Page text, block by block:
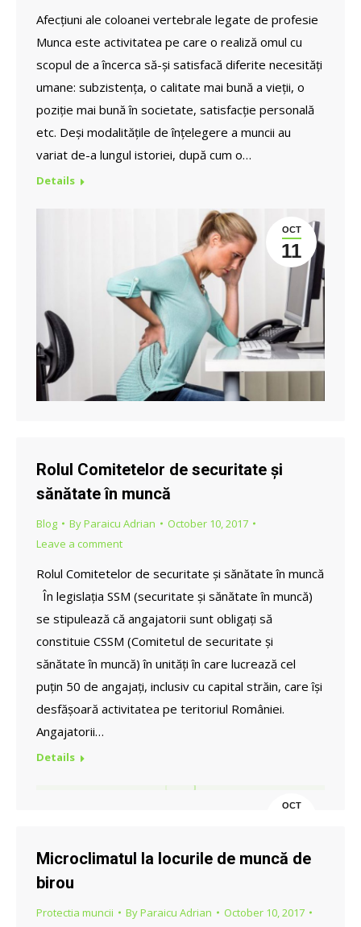
Afecțiuni ale coloanei vertebrale legate de profesie
Munca este activitatea pe care o realiză omul cu
scopul de a încerca să-și satisfacă diferite necesități
umane: subzistența, o calitate mai bună a vieții, o
poziție mai bună în societate, satisfacție personală
etc. Deși modalitățile de înțelegere a muncii au
variat de-a lungul istoriei, după cum o…
Details
OCT
11
Rolul Comitetelor de securitate și
sănătate în muncă
Blog ByParaicu Adrian
October 10, 2017
Leave a comment
Rolul Comitetelor de securitate și sănătate în muncă
În legislația SSM (securitate și sănătate în muncă)
se stipulează că angajatorii sunt obligați să
constituie CSSM (Comitetul de securitate și
sănătate în muncă) în unități în care lucrează cel
puțin 50 de angajați, inclusiv cu capital străin, care își
desfășoară activitatea pe teritoriul României.
Angajatorii…
Details
OCT
Microclimatul la locurile de muncă de
birou
Protectia muncii ByParaicu Adrian
October 10, 2017